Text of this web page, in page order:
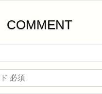
COMMENT